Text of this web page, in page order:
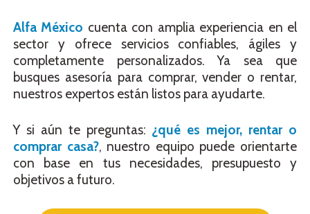
Alfa México cuenta con amplia experiencia en el
sector y ofrece servicios confiables, ágiles y
completamente personalizados. Ya sea que
busques asesoría para comprar, vender o rentar,
nuestros expertos están listos para ayudarte.
Y si aún te preguntas: ¿qué es mejor, rentar o
comprar casa?, nuestro equipo puede orientarte
con base en tus necesidades, presupuesto y
objetivos a futuro.